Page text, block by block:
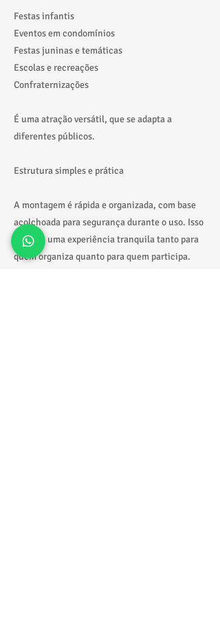
Festas infantis
Eventos em condomínios
Festas juninas e temáticas
Escolas e recreações
Confraternizações
É uma atração versátil, que se adapta a
diferentes públicos.
Estrutura simples e prática
A montagem é rápida e organizada, com base
acolchoada para segurança durante o uso. Isso
garante uma experiência tranquila tanto para
quem organiza quanto para quem participa.